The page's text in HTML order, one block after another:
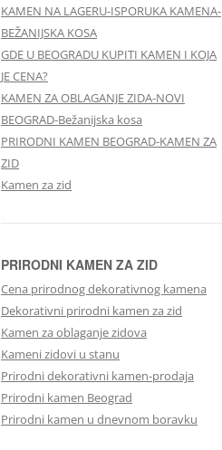
KAMEN NA LAGERU-ISPORUKA KAMENA-
BEŽANIJSKA KOSA
GDE U BEOGRADU KUPITI KAMEN I KOJA
JE CENA?
KAMEN ZA OBLAGANJE ZIDA-NOVI
BEOGRAD-Bežanijska kosa
PRIRODNI KAMEN BEOGRAD-KAMEN ZA
ZID
Kamen za zid
PRIRODNI KAMEN ZA ZID
Cena prirodnog dekorativnog kamena
Dekorativni prirodni kamen za zid
Kamen za oblaganje zidova
Kameni zidovi u stanu
Prirodni dekorativni kamen-prodaja
Prirodni kamen Beograd
Prirodni kamen u dnevnom boravku